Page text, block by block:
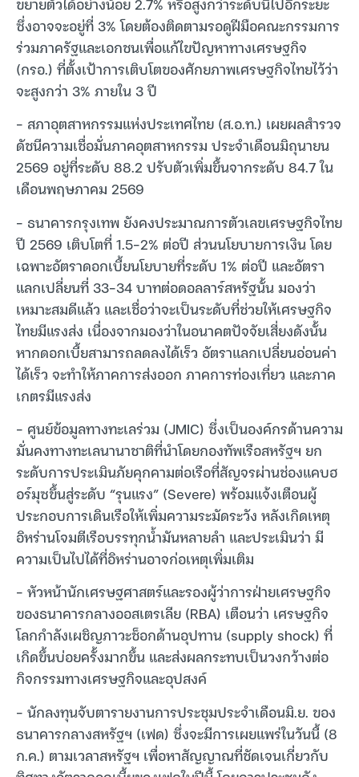
ซึ่งอาจจะอยู่ที่ 3% โดยต้องติดตามรอดูฝีมือคณะกรรมการ
ร่วมภาครัฐและเอกชนเพื่อแก้ไขปัญหาทางเศรษฐกิจ
(กรอ.) ที่ตั้งเป้าการเติบโตของศักยภาพเศรษฐกิจไทยไว้ว่า
จะสูงกว่า 3% ภายใน 3 ปี
– สภาอุตสาหกรรมแห่งประเทศไทย (ส.อ.ท.) เผยผลสำรวจ
ดัชนีความเชื่อมั่นภาคอุตสาหกรรม ประจำเดือนมิถุนายน
2569 อยู่ที่ระดับ 88.2 ปรับตัวเพิ่มขึ้นจากระดับ 84.7 ใน
เดือนพฤษภาคม 2569
– ธนาคารกรุงเทพ ยังคงประมาณการตัวเลขเศรษฐกิจไทย
ปี 2569 เติบโตที่ 1.5-2% ต่อปี ส่วนนโยบายการเงิน โดย
เฉพาะอัตราดอกเบี้ยนโยบายที่ระดับ 1% ต่อปี และอัตรา
แลกเปลี่ยนที่ 33-34 บาทต่อดอลลาร์สหรัฐนั้น มองว่า
เหมาะสมดีแล้ว และเชื่อว่าจะเป็นระดับที่ช่วยให้เศรษฐกิจ
ไทยมีแรงส่ง เนื่องจากมองว่าในอนาคตปัจจัยเสี่ยงดังนั้น
หากดอกเบี้ยสามารถลดลงได้เร็ว อัตราแลกเปลี่ยนอ่อนค่า
ได้เร็ว จะทำให้ภาคการส่งออก ภาคการท่องเที่ยว และภาค
เกตรมีแรงส่ง
– ศูนย์ข้อมูลทางทะเลร่วม (JMIC) ซึ่งเป็นองค์กรด้านความ
มั่นคงทางทะเลนานาชาติที่นำโดยกองทัพเรือสหรัฐฯ ยก
ระดับการประเมินภัยคุกคามต่อเรือที่สัญจรผ่านช่องแคบฮ
อร์มุซขึ้นสู่ระดับ “รุนแรง” (Severe) พร้อมแจ้งเตือนผู้
ประกอบการเดินเรือให้เพิ่มความระมัดระวัง หลังเกิดเหตุ
อิหร่านโจมตีเรือบรรทุกน้ำมันหลายลำ และประเมินว่า มี
ความเป็นไปได้ที่อิหร่านอาจก่อเหตุเพิ่มเติม
– หัวหน้านักเศรษฐศาสตร์และรองผู้ว่าการฝ่ายเศรษฐกิจ
ของธนาคารกลางออสเตรเลีย (RBA) เตือนว่า เศรษฐกิจ
โลกกำลังเผชิญภาวะช็อกด้านอุปทาน (supply shock) ที่
เกิดขึ้นบ่อยครั้งมากขึ้น และส่งผลกระทบเป็นวงกว้างต่อ
กิจกรรมทางเศรษฐกิจและอุปสงค์
– นักลงทุนจับตารายงานการประชุมประจำเดือนมิ.ย. ของ
ธนาคารกลางสหรัฐฯ (เฟด) ซึ่งจะมีการเผยแพร่ในวันนี้ (8
ก.ค.) ตามเวลาสหรัฐฯ เพื่อหาสัญญาณที่ชัดเจนเกี่ยวกับ